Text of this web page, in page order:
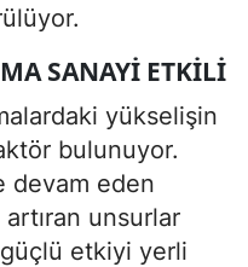
SANAYI ETKILI
yükselişin
bulunuyor.
devam eden
artıran unsurlar
güçlü etkiyi yerli